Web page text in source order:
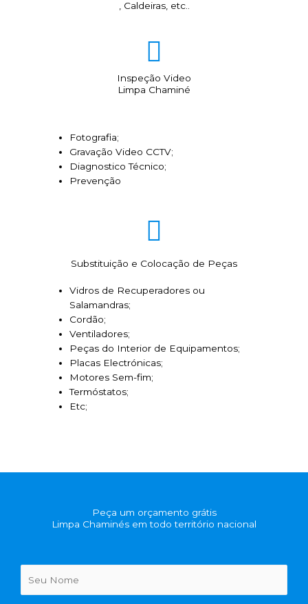
, Caldeiras, etc..
Inspeção Video
Limpa Chaminé
Fotografia;
Gravação Video CCTV;
Diagnostico Técnico;
Prevenção
Substituição e Colocação de Peças
Vidros de Recuperadores ou
Salamandras;
Cordão;
Ventiladores;
Peças do Interior de Equipamentos;
Placas Electrónicas;
Motores Sem-fim;
Termóstatos;
Etc;
Peça um orçamento grátis
Limpa Chaminés em todo território nacional